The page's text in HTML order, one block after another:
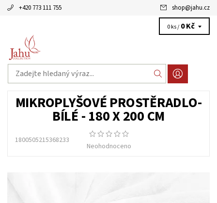
+420 773 111 755 shop@jahu.cz
0 ks / 0 Kč
MIKROPLYŠOVÉ PROSTĚRADLO-
BÍLÉ - 180 X 200 CM
1800505215368233
Neohodnoceno